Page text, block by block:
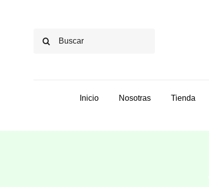
Buscar:
Inicio Nosotras Tienda